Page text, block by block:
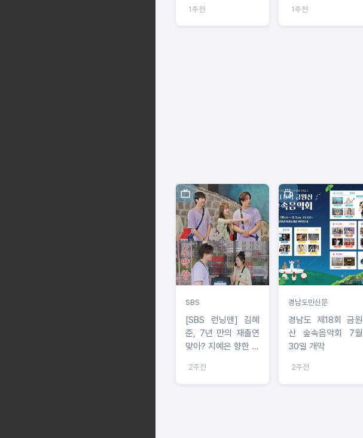
사슬에 묶인 처참한
‘황무지 수갑 투 샷’
1주전
위! 충격적인 북한 송
환 엔딩에 안방극장
1주전
SBS
[SBS 런닝맨] 김혜
준, 7년 만의 재출연
맞아? 지예은 향한 능
력 폭발!
2주전
경남도민신문
경남도 제18회 금원
산 숲속음악회 7월
30일 개막
2주전